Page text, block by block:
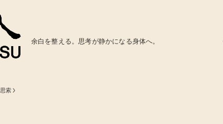
余白を整える。思考が静かになる身体へ。
索